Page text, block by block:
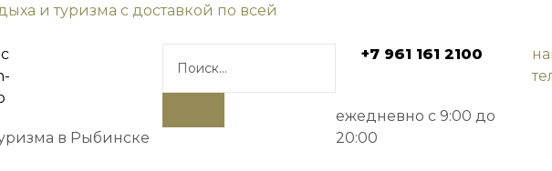
и туризма с доставкой по всей
в Рыбинске
+7 961 161 2100
ежедневно с 9:00 до
20:00